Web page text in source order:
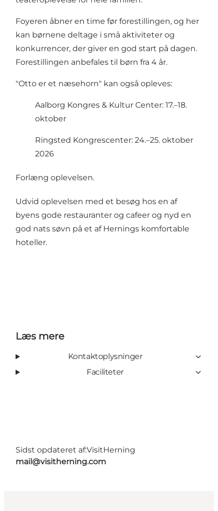
Foyeren åbner en time før forestillingen, og her
kan børnene deltage i små aktiviteter og
konkurrencer, der giver en god start på dagen.
Forestillingen anbefales til børn fra 4 år.
"Otto er et næsehorn" kan også opleves:
Aalborg Kongres & Kultur Center: 17.–18.
oktober
Ringsted Kongrescenter: 24.–25. oktober
2026
Forlæng oplevelsen.
Udvid oplevelsen med et besøg hos en af
byens gode restauranter og cafeer og nyd en
god nats søvn på et af Hernings komfortable
hoteller.
Læs mere
Kontaktoplysninger
Faciliteter
Sidst opdateret af:VisitHerning
mail@visitherning.com